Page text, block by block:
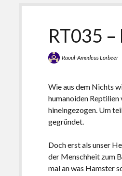
RT035
Raoul-Amadeus Lorbeer
Wie aus dem Nichts
humanoiden
hineingezogen. Um
gegründet.
Doch erst als unser
der Menschheit zum
mal an was Hamster